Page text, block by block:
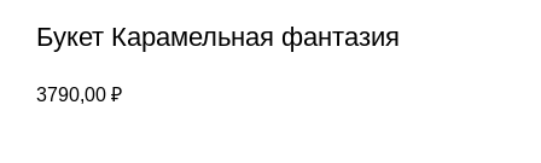
Букет Карамельная фантазия
3790,00 ₽